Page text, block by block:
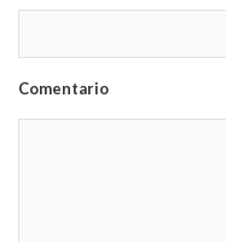
Comentario